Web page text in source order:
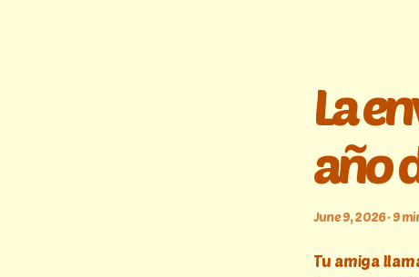
La
año
June 9, 2026 · 9
Tu amiga